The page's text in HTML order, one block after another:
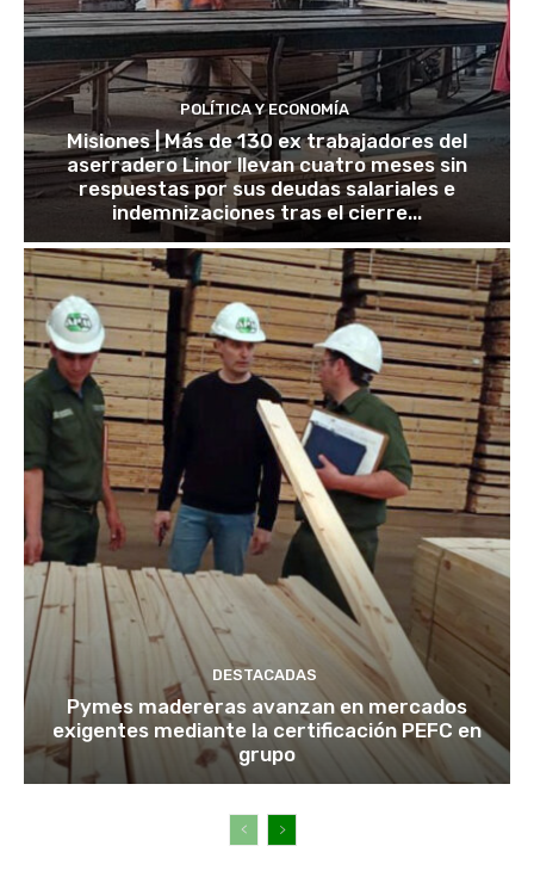
POLÍTICA Y ECONOMÍA
Misiones | Más de 130 ex trabajadores del
aserradero Linor llevan cuatro meses sin
respuestas por sus deudas salariales e
indemnizaciones tras el cierre...
DESTACADAS
Pymes madereras avanzan en mercados
exigentes mediante la certificación PEFC en
grupo